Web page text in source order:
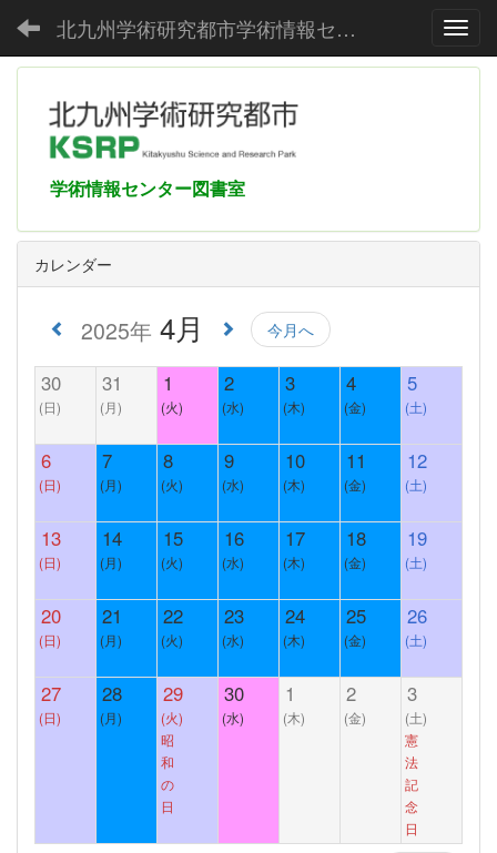
北九州学術研究都市学術情報センター
学術情報センター図書室
カレンダー
2025年 4月 今月へ
30
(日)
31
(月)
1
(火)
2
(水)
3
(木)
4
(金)
5
(土)
6
(日)
7
(月)
8
(火)
9
(水)
10
(木)
11
(金)
12
(土)
13
(日)
14
(月)
15
(火)
16
(水)
17
(木)
18
(金)
19
(土)
20
(日)
21
(月)
22
(火)
23
(水)
24
(木)
25
(金)
26
(土)
27
(日)
28
(月)
29
(火)
昭
和
の
日
30
(水)
1
(木)
2
(金)
3
(土)
憲
法
記
念
日